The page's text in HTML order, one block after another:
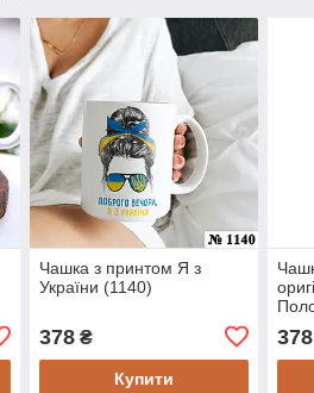
Чашка з принтом Я з
України (1140)
378₴
Купити
378